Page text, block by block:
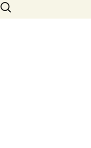
Rechercher :